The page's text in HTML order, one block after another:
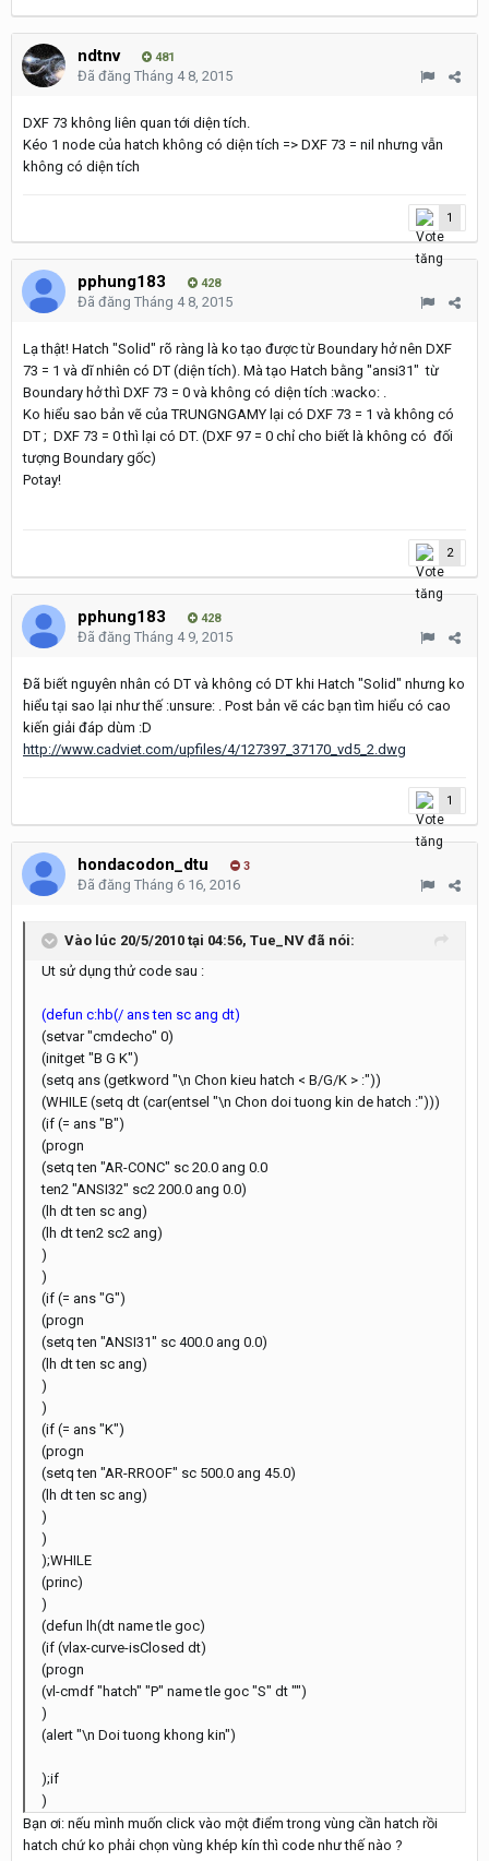
ndtnv 481
Đã đăng Tháng 4 8, 2015
DXF 73 không liên quan tới diện tích.
Kéo 1 node của hatch không có diện tích => DXF 73 = nil nhưng vẫn
không có diện tích
1
pphung183 428
Đã đăng Tháng 4 8, 2015
Lạ thật! Hatch "Solid" rõ ràng là ko tạo được từ Boundary hở nên DXF
73 = 1 và dĩ nhiên có DT (diện tích). Mà tạo Hatch bằng "ansi31" từ
Boundary hở thì DXF 73 = 0 và không có diện tích :wacko: .
Ko hiểu sao bản vẽ của TRUNGNGAMY lại có DXF 73 = 1 và không có
DT ; DXF 73 = 0 thì lại có DT. (DXF 97 = 0 chỉ cho biết là không có đối
tượng Boundary gốc)
Potay!
2
pphung183 428
Đã đăng Tháng 4 9, 2015
Đã biết nguyên nhân có DT và không có DT khi Hatch "Solid" nhưng ko
hiểu tại sao lại như thế :unsure: . Post bản vẽ các bạn tìm hiểu có cao
kiến giải đáp dùm :D
http://www.cadviet.com/upfiles/4/127397_37170_vd5_2.dwg
1
hondacodon_dtu 3
Đã đăng Tháng 6 16, 2016
Vào lúc 20/5/2010 tại 04:56, Tue_NV đã nói:
Ut sử dụng thử code sau :
(defun c:hb(/ ans ten sc ang dt)
(setvar "cmdecho" 0)
(initget "B G K")
(setq ans (getkword "\n Chon kieu hatch < B/G/K > :"))
(WHILE (setq dt (car(entsel "\n Chon doi tuong kin de hatch :")))
(if (= ans "B")
(progn
(setq ten "AR-CONC" sc 20.0 ang 0.0
ten2 "ANSI32" sc2 200.0 ang 0.0)
(lh dt ten sc ang)
(lh dt ten2 sc2 ang)
)
)
(if (= ans "G")
(progn
(setq ten "ANSI31" sc 400.0 ang 0.0)
(lh dt ten sc ang)
)
)
(if (= ans "K")
(progn
(setq ten "AR-RROOF" sc 500.0 ang 45.0)
(lh dt ten sc ang)
)
)
);WHILE
(princ)
)
(defun lh(dt name tle goc)
(if (vlax-curve-isClosed dt)
(progn
(vl-cmdf "hatch" "P" name tle goc "S" dt "")
)
(alert "\n Doi tuong khong kin")
);if
)
Bạn ơi: nếu mình muốn click vào một điểm trong vùng cần hatch rồi
hatch chứ ko phải chọn vùng khép kín thì code như thế nào ?